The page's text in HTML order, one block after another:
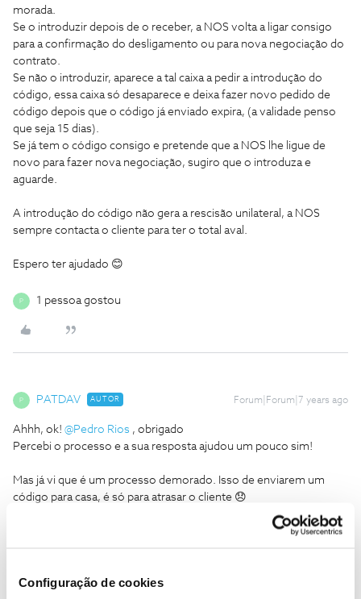
Configuração de cookies
morada.
Se o introduzir depois de o receber, a NOS volta a ligar consigo
para a confirmação do desligamento ou para nova negociação do
contrato.
Se não o introduzir, aparece a tal caixa a pedir a introdução do
código, essa caixa só desaparece e deixa fazer novo pedido de
código depois que o código já enviado expira, (a validade penso
que seja 15 dias).
Se já tem o código consigo e pretende que a NOS lhe ligue de
novo para fazer nova negociação, sugiro que o introduza e
aguarde.
A introdução do código não gera a rescisão unilateral, a NOS
sempre contacta o cliente para ter o total aval.
Espero ter ajudado 😊
P 1 pessoa gostou
P PATDAV AUTOR Forum|Forum|7 years ago
Ahhh, ok! @Pedro Rios , obrigado
Percebi o processo e a sua resposta ajudou um pouco sim!
Mas já vi que é um processo demorado. Isso de enviarem um
código para casa, é só para atrasar o cliente 😞
Tenho 20 anos como cliente, e preferia manter-me, mas se não
renociações e etc, que eventualmente me podem fazer perder